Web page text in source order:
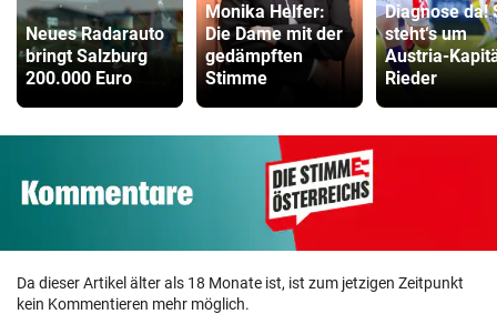
Neues Radarauto
bringt Salzburg
200.000 Euro
Monika Helfer:
Die Dame mit der
gedämpften
Stimme
Diagnose da!
steht‘s um
Austria-
Rieder
Da dieser Artikel älter als 18 Monate ist, ist zum jetzigen Zeitpunkt
kein Kommentieren mehr möglich.